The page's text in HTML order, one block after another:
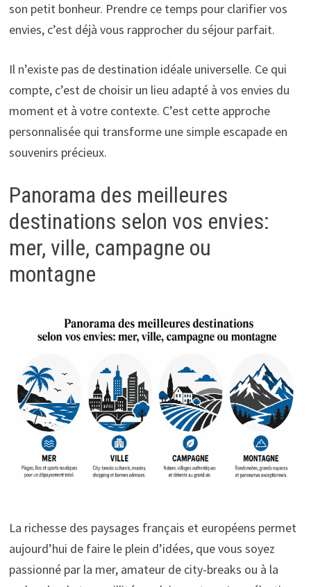
son petit bonheur. Prendre ce temps pour clarifier vos
envies, c’est déjà vous rapprocher du séjour parfait.
Il n’existe pas de destination idéale universelle. Ce qui
compte, c’est de choisir un lieu adapté à vos envies du
moment et à votre contexte. C’est cette approche
personnalisée qui transforme une simple escapade en
souvenirs précieux.
Panorama des meilleures
destinations selon vos envies:
mer, ville, campagne ou
montagne
La richesse des paysages français et européens permet
aujourd’hui de faire le plein d’idées, que vous soyez
passionné par la mer, amateur de city-breaks ou à la